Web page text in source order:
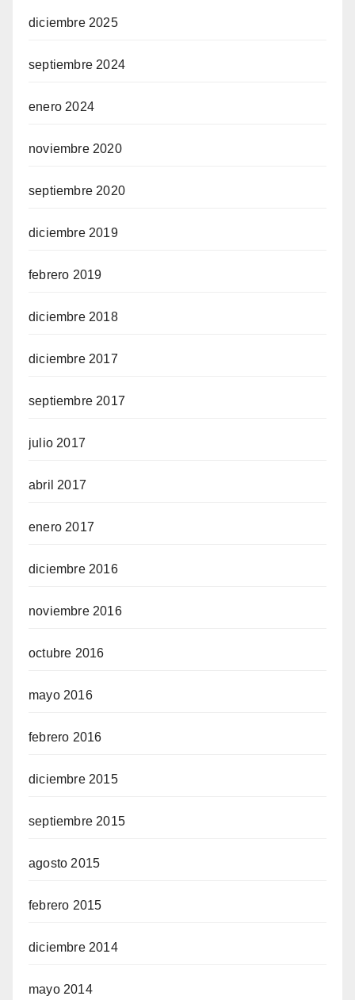
diciembre 2025
septiembre 2024
enero 2024
noviembre 2020
septiembre 2020
diciembre 2019
febrero 2019
diciembre 2018
diciembre 2017
septiembre 2017
julio 2017
abril 2017
enero 2017
diciembre 2016
noviembre 2016
octubre 2016
mayo 2016
febrero 2016
diciembre 2015
septiembre 2015
agosto 2015
febrero 2015
diciembre 2014
mayo 2014